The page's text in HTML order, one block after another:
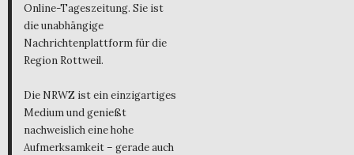
Online-Tageszeitung. Sie ist
die unabhängige
Nachrichtenplattform für die
Region Rottweil.
Die NRWZ ist ein einzigartiges
Medium und genießt
nachweislich eine hohe
Aufmerksamkeit – gerade auch